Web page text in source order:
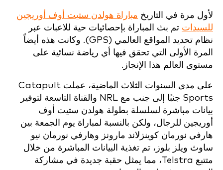
لأول مرة في التاريخ مباراة هولدن ستيت أوف أوريجين
للسيدات تم بث المباراة بإحصائيات حية للاعبات عبر
نظام تحديد المواقع العالمي (GPS). وكانت هذه أيضاً
المرة الأولى التي تحقق فيها أي رياضة نسائية على
مستوى العالم هذا الإنجاز.
على مدى السنوات الثلاث الماضية، عملت Catapult
Sports جنبًا إلى جنب مع NRL والقناة التاسعة لتوفير
بيانات مباشرة لسلسلة بطولة هولدن ستيت أوف
أوريجين للرجال، ولكن بالنسبة لمباراة يوم الجمعة بين
هارفي نورمان كوينزلاند مارونز وهارفي نورمان نيو
ساوث ويلز بلوز، تم تغذية البيانات المباشرة من خلال
متتبع Telstra، مما يمثل حقبة جديدة في مشاركة